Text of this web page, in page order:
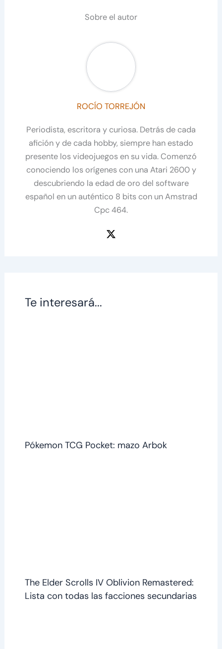
Sobre el autor
ROCÍO TORREJÓN
Periodista, escritora y curiosa. Detrás de cada
afición y de cada hobby, siempre han estado
presente los videojuegos en su vida. Comenzó
conociendo los orígenes con una Atari 2600 y
descubriendo la edad de oro del software
español en un auténtico 8 bits con un Amstrad
Cpc 464.
Te interesará...
Pókemon TCG Pocket: mazo Arbok
The Elder Scrolls IV Oblivion Remastered:
Lista con todas las facciones secundarias